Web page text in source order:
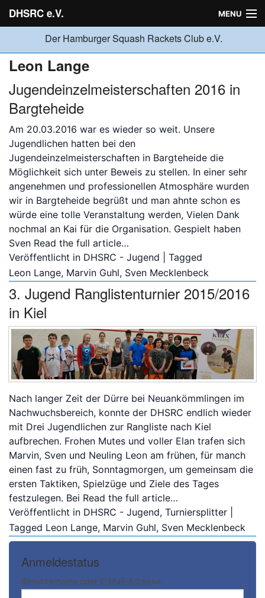
DHSRC e.V. MENU
Verein
Neuigkeiten
Turniere
Jugend
Sponsoren
Bitte anmelden
Der Hamburger Squash Rackets Club e.V.
Leon Lange
Jugendeinzelmeisterschaften 2016 in
Bargteheide
Am 20.03.2016 war es wieder so weit. Unsere
Jugendlichen hatten bei den
Jugendeinzelmeisterschaften in Bargteheide die
Möglichkeit sich unter Beweis zu stellen. In einer sehr
angenehmen und professionellen Atmosphäre wurden
wir in Bargteheide begrüßt und man ahnte schon es
würde eine tolle Veranstaltung werden, Vielen Dank
nochmal an Kai für die Organisation. Gespielt haben
Sven Read the full article…
Veröffentlicht in DHSRC - Jugend
| Tagged
Leon Lange, Marvin Guhl, Sven Mecklenbeck
3. Jugend Ranglistenturnier 2015/2016
in Kiel
Nach langer Zeit der Dürre bei Neuankömmlingen im
Nachwuchsbereich, konnte der DHSRC endlich wieder
mit Drei Jugendlichen zur Rangliste nach Kiel
aufbrechen. Frohen Mutes und voller Elan trafen sich
Marvin, Sven und Neuling Leon am frühen, für manch
einen fast zu früh, Sonntagmorgen, um gemeinsam die
ersten Taktiken, Spielzüge und Ziele des Tages
festzulegen. Bei Read the full article…
Veröffentlicht in DHSRC - Jugend, Turniersplitter
Tagged Leon Lange, Marvin Guhl, Sven Mecklenbeck
Anmeldestatus
Benutzername oder E-Mail-Adresse